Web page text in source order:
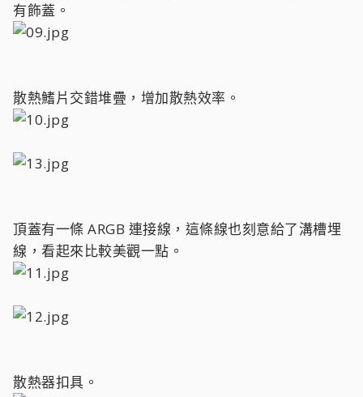
有飾蓋。
散熱鰭片交錯堆疊，增加散熱效率。
頂蓋有一條 ARGB 連接線，這條線也刻意給了溝槽埋
線，看起來比較美觀一點。
散熱器扣具。